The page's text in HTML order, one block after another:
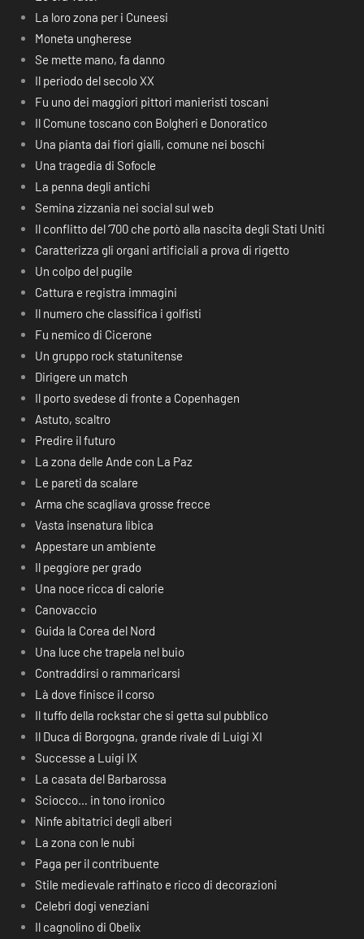
La loro zona per i Cuneesi
Moneta ungherese
Se mette mano, fa danno
Il periodo del secolo XX
Fu uno dei maggiori pittori manieristi toscani
Il Comune toscano con Bolgheri e Donoratico
Una pianta dai fiori gialli, comune nei boschi
Una tragedia di Sofocle
La penna degli antichi
Semina zizzania nei social sul web
Il conflitto del ‘700 che portò alla nascita degli Stati Uniti
Caratterizza gli organi artificiali a prova di rigetto
Un colpo del pugile
Cattura e registra immagini
Il numero che classifica i golfisti
Fu nemico di Cicerone
Un gruppo rock statunitense
Dirigere un match
Il porto svedese di fronte a Copenhagen
Astuto, scaltro
Predire il futuro
La zona delle Ande con La Paz
Le pareti da scalare
Arma che scagliava grosse frecce
Vasta insenatura libica
Appestare un ambiente
Il peggiore per grado
Una noce ricca di calorie
Canovaccio
Guida la Corea del Nord
Una luce che trapela nel buio
Contraddirsi o rammaricarsi
Là dove finisce il corso
Il tuffo della rockstar che si getta sul pubblico
Il Duca di Borgogna, grande rivale di Luigi XI
Successe a Luigi IX
La casata del Barbarossa
Sciocco… in tono ironico
Ninfe abitatrici degli alberi
La zona con le nubi
Paga per il contribuente
Stile medievale raffinato e ricco di decorazioni
Celebri dogi veneziani
Il cagnolino di Obelix